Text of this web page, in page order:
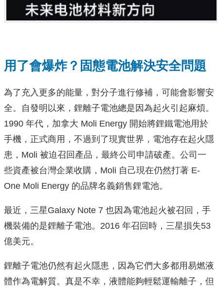
用了會爆炸？固態電池解決安全問題
為了充入更多的能量，對分子進行修補，可能會影響安
全。自發明以來，鋰離子電池總是因為起火引起麻煩。
1990 年代，加拿大 Moli Energy 開始將鋰鐵電池用於
手機，正式商用，不過到了現實世界，電池存在起火隱
患，Moli 被迫召回產品，最終公司申請破產。公司一
些資產被台灣企業收購，Moli 自己現在仍然打著 E-
One Moli Energy 的品牌名義銷售鋰電池。
最近，三星Galaxy Note 7 也因為電池起火被召回，手
機裝備的是鋰離子電池。2016 年召回時，三星損失53
億美元。
鋰離子電池仍然有起火隱患，因為它們大多都用易燃液
體作為電解質。真是不幸，液體能夠輕鬆運輸離子，但